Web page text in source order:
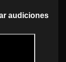
audiciones